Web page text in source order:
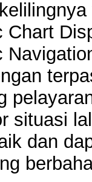
Chart
situasi
dan